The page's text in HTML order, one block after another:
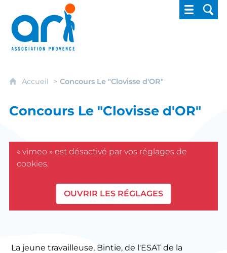
ARI - Association régionale pour
Accueil Concours Le "Clovisse d'OR"
Concours Le "Clovisse d'OR"
« vimeo » est désactivé par vos réglages de
cookies.
OUVRIR LES RÉGLAGES
La jeune travailleuse, Bintie, de l'ESAT de la